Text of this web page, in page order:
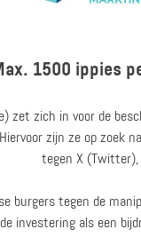
1500 ippies
zet zich in voor de
zijn ze op zoek
tegen X (Twitter),
burgers tegen de
investering als een